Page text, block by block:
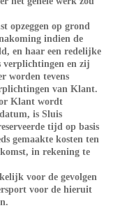
opzeggen op grond
indien de
en haar een redelijke
verplichtingen en zij
worden tevens
van Klant.
Klant wordt
is Sluis
tijd op basis
gemaakte kosten ten
in rekening te
voor de gevolgen
voor de hieruit